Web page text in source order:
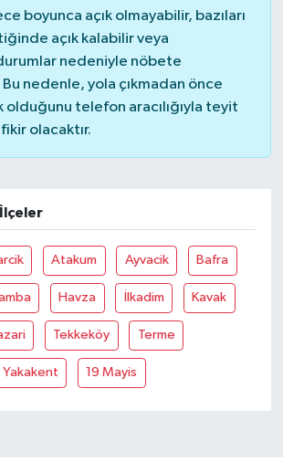
boyunca açık olmayabilir, bazıları
açık kalabilir veya
nedeniyle nöbete
nedenle, yola çıkmadan önce
olduğunu telefon aracılığıyla teyit
olacaktır.
Atakum Ayvacik Bafra
Havza İlkadim Kavak
Tekkeköy Terme
Yakakent 19 Mayis